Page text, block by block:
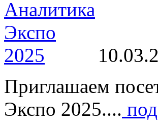
Приглашаем
Экспо 2025....